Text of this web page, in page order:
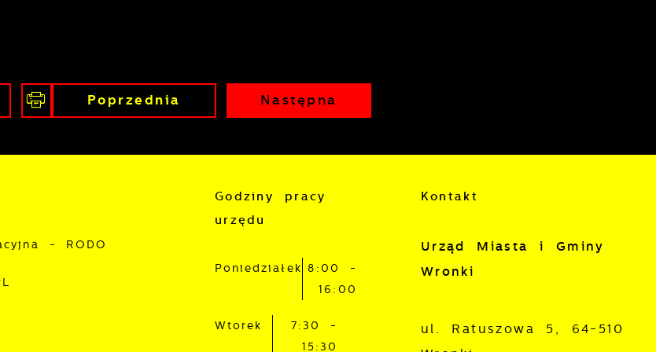
Poprzednia Następna
- RODO
Godziny pracy
urzędu
Poniedziałek
8:00 -
16:00
Wtorek
7:30 -
15:30
Kontakt
Urząd Miasta i Gminy
Wronki
ul. Ratuszowa 5, 64-510